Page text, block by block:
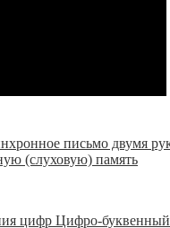
письмо двумя
(слуховую) память
Цифро-